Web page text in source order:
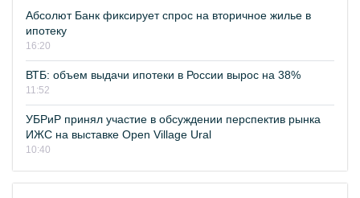
Абсолют Банк фиксирует спрос на вторичное жилье в
ипотеку
16:20
ВТБ: объем выдачи ипотеки в России вырос на 38%
11:52
УБРиР принял участие в обсуждении перспектив рынка
ИЖС на выставке Open Village Ural
10:40